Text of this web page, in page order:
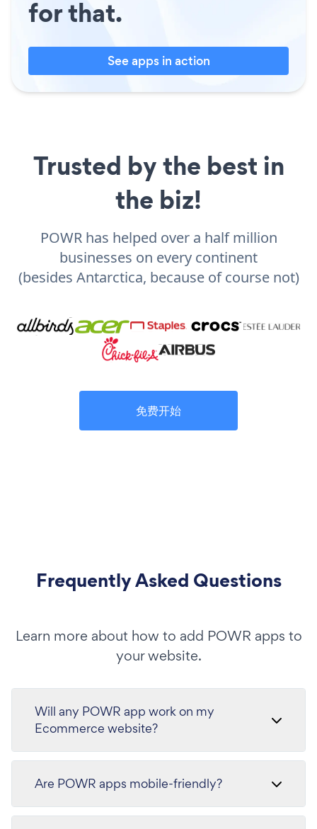
for that.
See apps in action
Trusted by the best in
the biz!
POWR has helped over a half million
businesses on every continent
(besides Antarctica, because of course not)
免费开始
Frequently Asked Questions
Learn more about how to add POWR apps to
your website.
Will any POWR app work on my
Ecommerce website?
Are POWR apps mobile-friendly?